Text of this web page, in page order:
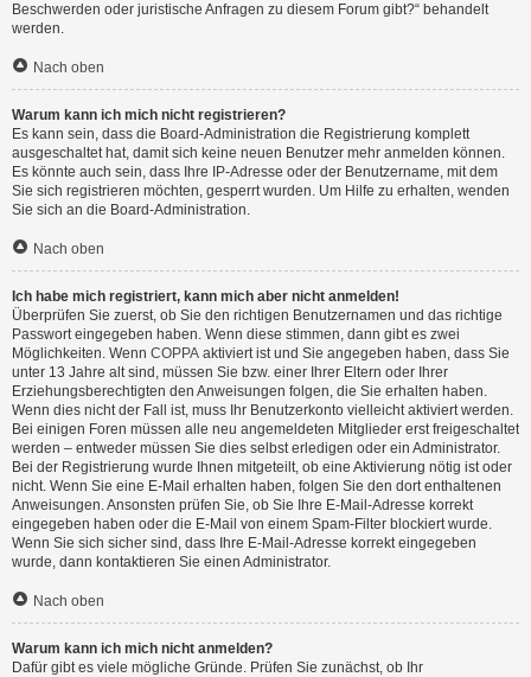
Beschwerden oder juristische Anfragen zu diesem Forum gibt?“ behandelt
werden.
Nach oben
Warum kann ich mich nicht registrieren?
Es kann sein, dass die Board-Administration die Registrierung komplett
ausgeschaltet hat, damit sich keine neuen Benutzer mehr anmelden können.
Es könnte auch sein, dass Ihre IP-Adresse oder der Benutzername, mit dem
Sie sich registrieren möchten, gesperrt wurden. Um Hilfe zu erhalten, wenden
Sie sich an die Board-Administration.
Nach oben
Ich habe mich registriert, kann mich aber nicht anmelden!
Überprüfen Sie zuerst, ob Sie den richtigen Benutzernamen und das richtige
Passwort eingegeben haben. Wenn diese stimmen, dann gibt es zwei
Möglichkeiten. Wenn COPPA aktiviert ist und Sie angegeben haben, dass Sie
unter 13 Jahre alt sind, müssen Sie bzw. einer Ihrer Eltern oder Ihrer
Erziehungsberechtigten den Anweisungen folgen, die Sie erhalten haben.
Wenn dies nicht der Fall ist, muss Ihr Benutzerkonto vielleicht aktiviert werden.
Bei einigen Foren müssen alle neu angemeldeten Mitglieder erst freigeschaltet
werden – entweder müssen Sie dies selbst erledigen oder ein Administrator.
Bei der Registrierung wurde Ihnen mitgeteilt, ob eine Aktivierung nötig ist oder
nicht. Wenn Sie eine E-Mail erhalten haben, folgen Sie den dort enthaltenen
Anweisungen. Ansonsten prüfen Sie, ob Sie Ihre E-Mail-Adresse korrekt
eingegeben haben oder die E-Mail von einem Spam-Filter blockiert wurde.
Wenn Sie sich sicher sind, dass Ihre E-Mail-Adresse korrekt eingegeben
wurde, dann kontaktieren Sie einen Administrator.
Nach oben
Warum kann ich mich nicht anmelden?
Dafür gibt es viele mögliche Gründe. Prüfen Sie zunächst, ob Ihr